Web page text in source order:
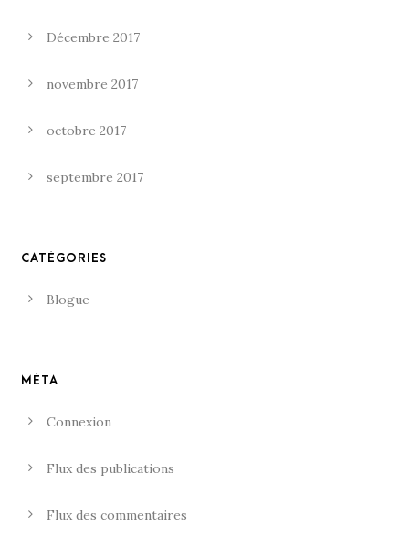
Décembre 2017
novembre 2017
octobre 2017
septembre 2017
CATÉGORIES
Blogue
MÉTA
Connexion
Flux des publications
Flux des commentaires